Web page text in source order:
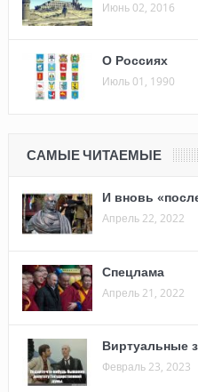
Июнь 02, 2016
О Россиях
Июль 01, 1990
САМЫЕ ЧИТАЕМЫЕ
И вновь
Апрель 22, 2022
Спецлама
Апрель 21, 2022
Виртуальные
Февраль 23, 2023